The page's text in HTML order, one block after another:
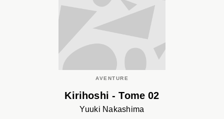
AVENTURE
Kirihoshi - Tome 02
Yuuki Nakashima